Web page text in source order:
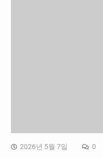
2026년 5월 7일 0